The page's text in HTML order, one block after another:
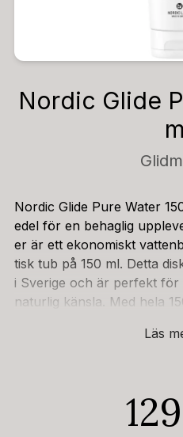
Nordic Glide
Nordic Glide Pure Water
edel för en behaglig
er är ett ekonomiskt
tisk tub på 150 ml. Detta
i Sverige och är perfekt
naturlig känsla. Med hela
r speciellt framtaget för att
er dig full kontroll över din
oppar får du en drygt glid
Läs